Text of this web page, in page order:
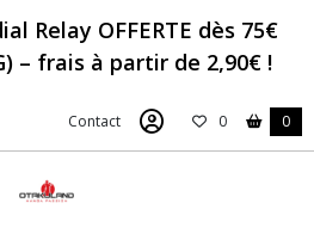
Relay OFFERTE dès 75€
– frais à partir de 2,90€ !
Contact 0 0